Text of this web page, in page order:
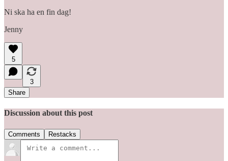
Ni ska ha en fin dag!
Jenny
5
3
Share
Discussion about this post
Comments Restacks